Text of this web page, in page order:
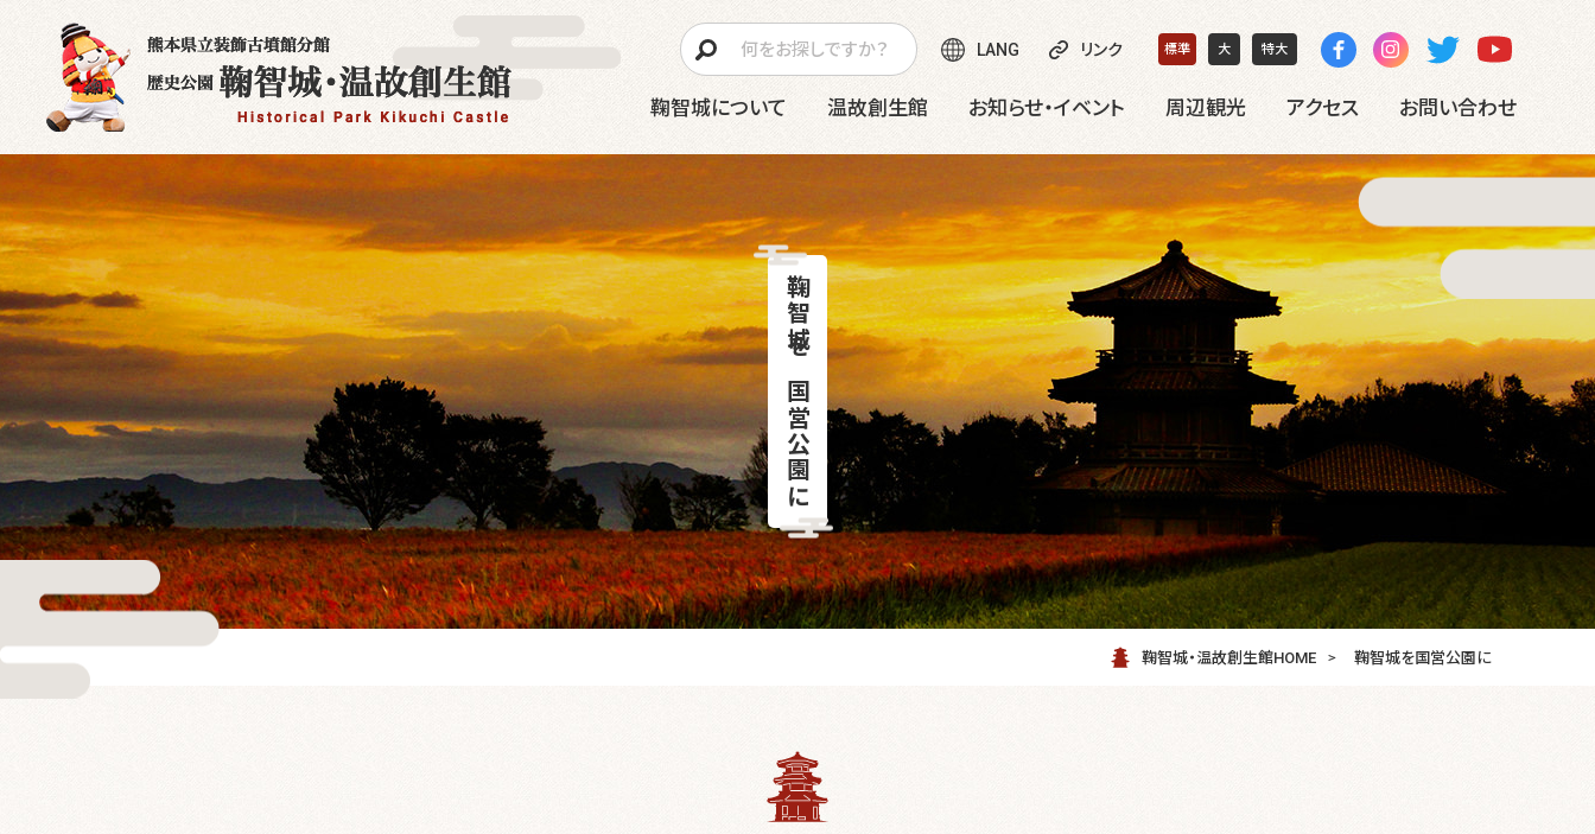
LANG リンク 標準 大 特大
鞠智城について 温故創生館 お知らせ・イベント 周辺観光 アクセス お問い合わせ
鞠智城を国営公園に
鞠智城・温故創生館HOME 鞠智城を国営公園に